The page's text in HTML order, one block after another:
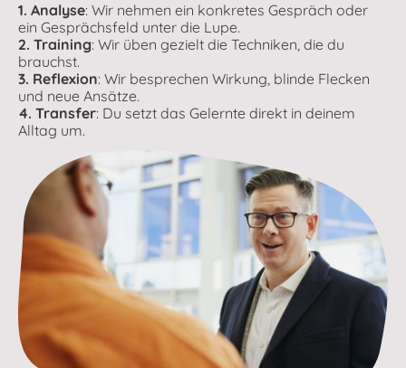
1. Analyse: Wir nehmen ein konkretes Gespräch oder
ein Gesprächsfeld unter die Lupe.
2. Training: Wir üben gezielt die Techniken, die du
brauchst.
3. Reflexion: Wir besprechen Wirkung, blinde Flecken
und neue Ansätze.
4. Transfer: Du setzt das Gelernte direkt in deinem
Alltag um.